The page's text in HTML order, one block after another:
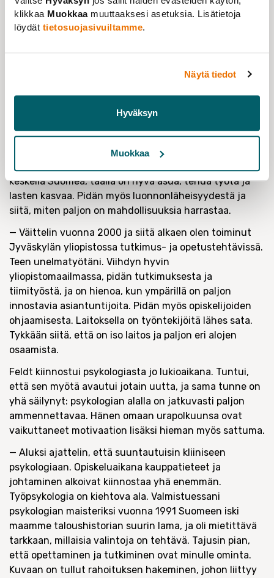
klikkaa Muokkaamuuttaaksesi asetuksia. Lisätietoja
löydät tietosuojasivuiltamme.
Näytä tiedot
Hyväksyn
Muokkaa
ehdi palautua. Tiedetään, että työn intensiivisyyden
lisääntyminen kasvattaa työuupumusriskiä, näistä
riskeistä on hyvä olla tietoinen.
Keskellä Suomea
Hartolasta, josta perhe muutti Jyväskylään hänen
— Välillä olen halunnut lähteä maailmalle, mutta
työssäni olen saanut riittävästi matkustella ja
verkostoitua kansainvälisesti. Jyväskylä sijaitsee
keskellä Suomea, täällä on hyvä asua, tehdä työtä ja
lasten kasvaa. Pidän myös luonnonläheisyydestä ja
siitä, miten paljon on mahdollisuuksia harrastaa.
— Väittelin vuonna 2000 ja siitä alkaen olen toiminut
Jyväskylän yliopistossa tutkimus- ja opetustehtävissä.
Teen unelmatyötäni. Viihdyn hyvin
yliopistomaailmassa, pidän tutkimuksesta ja
tiimityöstä, ja on hienoa, kun ympärillä on paljon
innostavia asiantuntijoita. Pidän myös opiskelijoiden
ohjaamisesta. Laitoksella on työntekijöitä lähes sata.
Tykkään siitä, että on iso laitos ja paljon eri alojen
osaamista.
Feldt kiinnostui psykologiasta jo lukioaikana. Tuntui,
että sen myötä avautui jotain uutta, ja sama tunne on
yhä säilynyt: psykologian alalla on jatkuvasti paljon
ammennettavaa. Hänen omaan urapolkuunsa ovat
vaikuttaneet motivaation lisäksi hieman myös sattuma.
— Aluksi ajattelin, että suuntautuisin kliiniseen
psykologiaan. Opiskeluaikana kauppatieteet ja
johtaminen alkoivat kiinnostaa yhä enemmän.
Työpsykologia on kiehtova ala. Valmistuessani
psykologian maisteriksi vuonna 1991 Suomeen iski
maamme taloushistorian suurin lama, ja oli mietittävä
tarkkaan, millaisia valintoja on tehtävä. Tajusin pian,
että opettaminen ja tutkiminen ovat minulle ominta.
Kuvaan on tullut rahoituksen hakeminen, johon liittyy